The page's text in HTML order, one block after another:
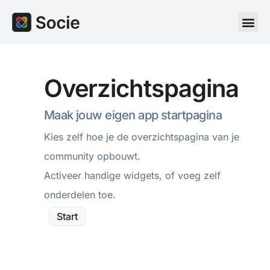
Start
Overzichtspagina
Maak jouw eigen app startpagina​
Kies zelf hoe je de overzichtspagina van je
community opbouwt.
Activeer handige widgets, of voeg zelf
onderdelen toe.